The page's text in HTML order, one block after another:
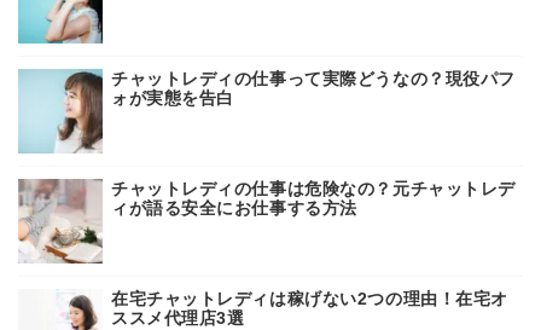
チャットレディの仕事って実際どうなの？現役パフ
ォが実態を告白
チャットレディの仕事は危険なの？元チャットレデ
ィが語る安全にお仕事する方法
在宅チャットレディは稼げない2つの理由！在宅オ
ススメ代理店3選